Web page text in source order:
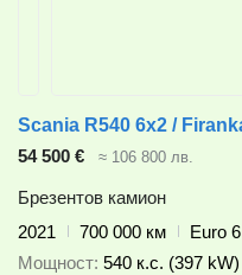
54 500 € ≈ 106 800 лв.
Брезентов камион
2021
700 000 км
Euro 6
Мощност 540 к.с. (397 kW)